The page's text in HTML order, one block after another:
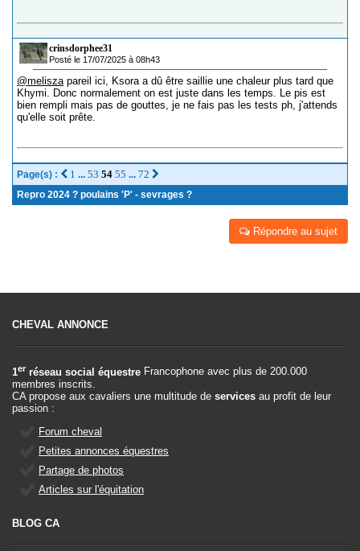
crinsdorphee31
Posté le 17/07/2025 à 08h43
@melisza pareil ici, Ksora a dû être saillie une chaleur plus tard que
Khymi. Donc normalement on est juste dans les temps. Le pis est
bien rempli mais pas de gouttes, je ne fais pas les tests ph, j'attends
qu'elle soit prête.
Page(s) : 1 ... 53 54 55 ... 72
Repro 2024 ? poulains 'P' - sevrages ?
Répondre au sujet
CHEVAL ANNONCE
1er réseau social équestre Francophone avec plus de 200.000
membres inscrits.
CA propose aux cavaliers une multitude de services au profit de leur
passion :
Forum cheval
Petites annonces équestres
Partage de photos
Articles sur l'équitation
BLOG CA